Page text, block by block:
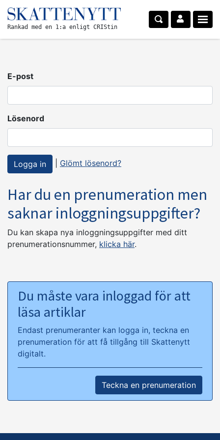
Rankad med en 1:a enligt CRIStin
E-post
Lösenord
Glömt lösenord?
Har du en prenumeration men
saknar inloggningsuppgifter?
Du kan skapa nya inloggningsuppgifter med ditt
prenumerationsnummer, klicka här.
Du måste vara inloggad för att
läsa artiklar
Endast prenumeranter kan logga in, teckna en
prenumeration för att få tillgång till Skattenytt
digitalt.
Teckna en prenumeration